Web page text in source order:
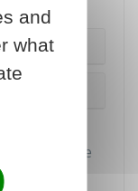
€
+ droit de
.
and
what